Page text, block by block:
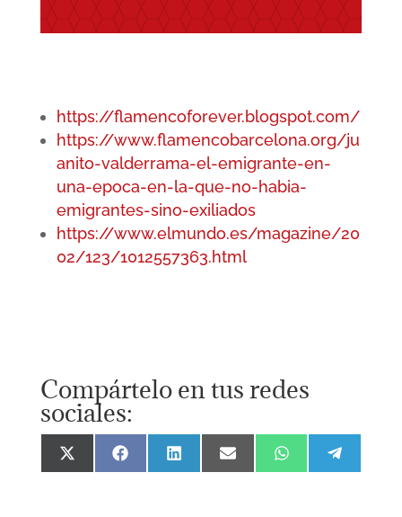
https://flamencoforever.blogspot.com/
https://www.flamencobarcelona.org/ju
anito-valderrama-el-emigrante-en-
una-epoca-en-la-que-no-habia-
emigrantes-sino-exiliados
https://www.elmundo.es/magazine/20
02/123/1012557363.html
Compártelo en tus redes
sociales:
Compartir
en
Compartir
en
Compartir
en
Compartir
en
Compartir
en
en